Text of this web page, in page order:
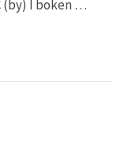
(by) I boken …